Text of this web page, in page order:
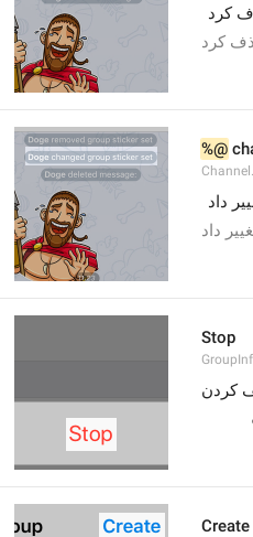
کرد
کرد
%@
داد
داد
Stop
کردن
Create